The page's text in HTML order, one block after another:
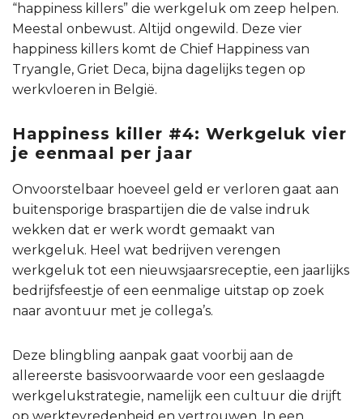
“happiness killers” die werkgeluk om zeep helpen.
Meestal onbewust. Altijd ongewild. Deze vier
happiness killers komt de Chief Happiness van
Tryangle, Griet Deca, bijna dagelijks tegen op
werkvloeren in België.
Happiness killer #4: Werkgeluk vier
je eenmaal per jaar
Onvoorstelbaar hoeveel geld er verloren gaat aan
buitensporige braspartijen die de valse indruk
wekken dat er werk wordt gemaakt van
werkgeluk. Heel wat bedrijven verengen
werkgeluk tot een nieuwsjaarsreceptie, een jaarlijks
bedrijfsfeestje of een eenmalige uitstap op zoek
naar avontuur met je collega’s.
Deze blingbling aanpak gaat voorbij aan de
allereerste basisvoorwaarde voor een geslaagde
werkgelukstrategie, namelijk een cultuur die drijft